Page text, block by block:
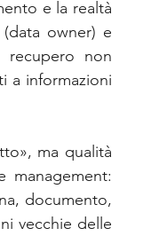
e la realtà
owner) e
recupero non
a informazioni
ma qualità
management:
documento,
vecchie delle